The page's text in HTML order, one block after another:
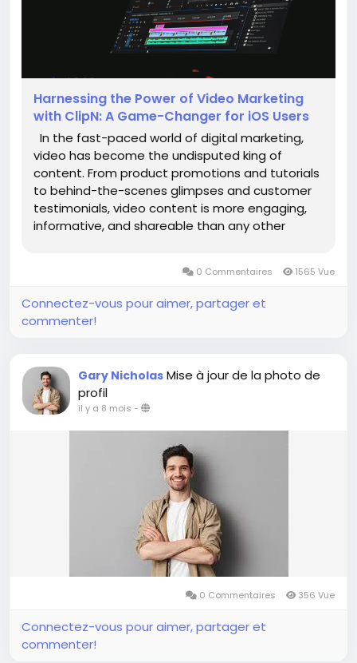
Harnessing the Power of Video Marketing
with ClipN: A Game-Changer for iOS Users
In the fast-paced world of digital marketing,
video has become the undisputed king of
content. From product promotions and tutorials
to behind-the-scenes glimpses and customer
testimonials, video content is more engaging,
informative, and shareable than any other
0 Commentaires 1565 Vue
Connectez-vous pour aimer, partager et
commenter!
Gary Nicholas Mise à jour de la photo de
profil
il y a 8 mois -
0 Commentaires 356 Vue
Connectez-vous pour aimer, partager et
commenter!